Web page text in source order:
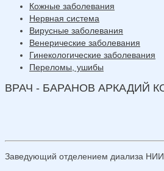
Кожные заболевания
Нервная система
Вирусные заболевания
Венерические заболевания
Гинекологические заболевания
Переломы, ушибы
ВРАЧ - БАРАНОВ АРКАДИЙ
Заведующий отделением диализа